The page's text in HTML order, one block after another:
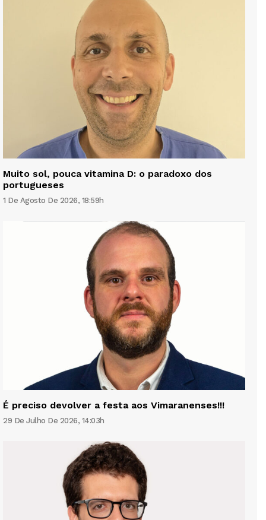
Muito sol, pouca vitamina D: o paradoxo dos
portugueses
1 De Agosto De 2026, 18:59h
É preciso devolver a festa aos Vimaranenses!!!
29 De Julho De 2026, 14:03h